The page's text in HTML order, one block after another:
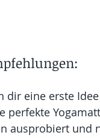
dir eine erste
perfekte
ausprobiert